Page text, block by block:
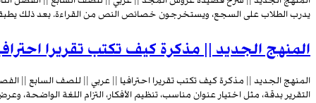
يدرب الطلاب على السجع، ويستخرجون خصائص النص من القراءة. بعد ذلك
المنهج الجديد || مذكرة كيف تكتب تقريرا
المنهج الجديد || مذكرة كيف تكتب تقريرا احترافيا || عربي || للصف السابع ||
التقرير بدقة، مثل اختيار عنوان مناسب، تنظيم الأفكار، التزام اللغة